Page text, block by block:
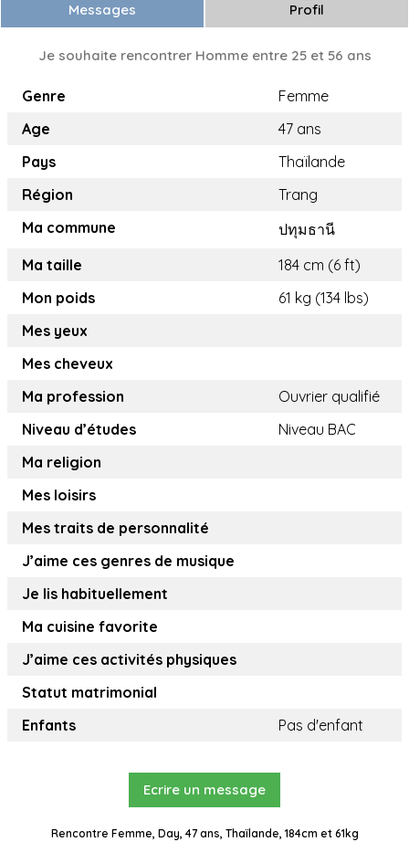
Messages Profil
Je souhaite rencontrer Homme entre 25 et 56 ans
Genre
Femme
Age
47 ans
Pays
Thaïlande
Région
Trang
Ma commune
ปทุมธานี​
Ma taille
184 cm (6 ft)
Mon poids
61 kg (134 lbs)
Mes yeux
Mes cheveux
Ma profession
Ouvrier qualifié
Niveau d’études
Niveau BAC
Ma religion
Mes loisirs
Mes traits de personnalité
J’aime ces genres de musique
Je lis habituellement
Ma cuisine favorite
J’aime ces activités physiques
Statut matrimonial
Enfants
Pas d'enfant
Ecrire un message
Rencontre Femme, Day, 47 ans, Thaïlande, 184cm et 61kg